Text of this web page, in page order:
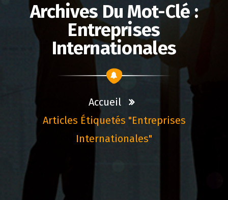
Archives Du Mot-Clé :
Entreprises
Internationales
Accueil
Articles Étiquetés "entreprises
Internationales"